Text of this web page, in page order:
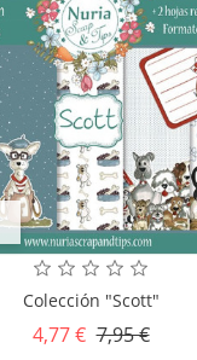
Colección "Scott"
4,77 € Precio
7,95 €Precio